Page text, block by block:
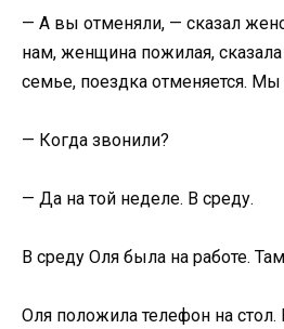
— А вы отменяли, — сказал
нам, женщина пожилая, сказала
семье, поездка отменяется.
— Когда звонили?
— Да на той неделе. В среду.
В среду Оля была на работе.
Оля положила телефон на